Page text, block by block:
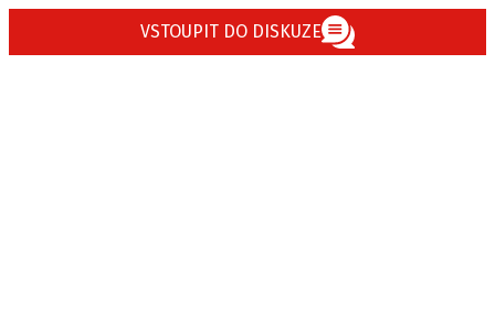
VSTOUPIT DO DISKUZE